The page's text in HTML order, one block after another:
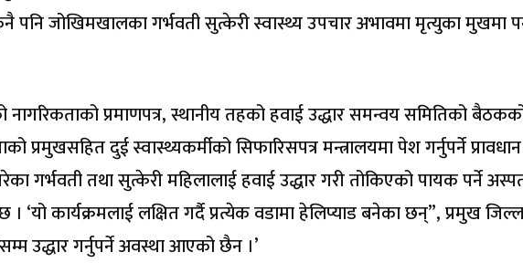
जोखिमखालका गर्भवती सुत्केरी स्वास्थ्य उपचार अभावमा मृत्युका मुखमा
नागरिकताको प्रमाणपत्र, स्थानीय तहको हवाई उद्धार समन्वय समितिको
प्रमुखसहित दुई स्वास्थ्यकर्मीको सिफारिसपत्र मन्त्रालयमा पेश गर्नुपर्ने
गर्भवती तथा सुत्केरी महिलालाई हवाई उद्धार गरी तोकिएको पायक पर्ने
‘यो कार्यक्रमलाई लक्षित गर्दै प्रत्येक वडामा हेलिप्याड बनेका छन्”, प्रमुख
उद्धार गर्नुपर्ने अवस्था आएको छैन ।’